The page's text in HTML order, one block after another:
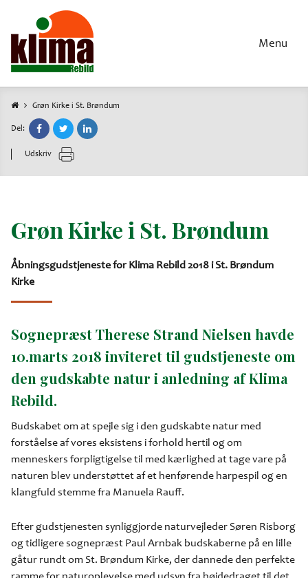
hovedindhold
Menu
Brødkrumme
Grøn Kirke i St. Brøndum
Del:
Udskriv
Grøn Kirke i St. Brøndum
Åbningsgudstjeneste for Klima Rebild 2018 i St. Brøndum
Kirke
Sognepræst Therese Strand Nielsen havde
10.marts 2018 inviteret til gudstjeneste om
den gudskabte natur i anledning af Klima
Rebild.
Budskabet om at spejle sig i den gudskabte natur med
forståelse af vores eksistens i forhold hertil og om
menneskers forpligtigelse til med kærlighed at tage vare på
naturen blev understøttet af et henførende harpespil og en
klangfuld stemme fra Manuela Rauff.
Efter gudstjenesten synliggjorde naturvejleder Søren Risborg
og tidligere sognepræst Paul Arnbak budskaberne på en lille
gåtur rundt om St. Brøndum Kirke, der dannede den perfekte